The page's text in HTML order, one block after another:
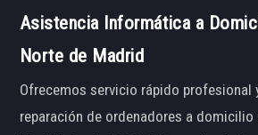
Asistencia Informática a
Norte de Madrid
Ofrecemos servicio rápido profesional
reparación de ordenadores a domicilio